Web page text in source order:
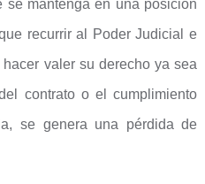
mantenga en una posición
recurrir al Poder Judicial e
valer su derecho ya sea
contrato o el cumplimiento
se genera una pérdida de